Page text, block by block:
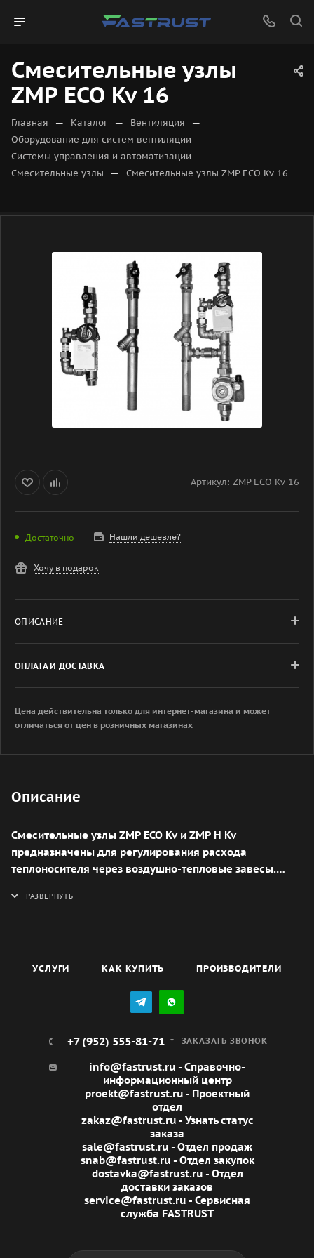
Смесительные узлы
ZMP ECO Kv 16
Главная — Каталог — Вентиляция —
Оборудование для систем вентиляции —
Системы управления и автоматизации —
Смесительные узлы — Смесительные узлы ZMP ECO Kv 16
Артикул: ZMP ECO Kv 16
Достаточно Нашли дешевле?
Хочу в подарок
ОПИСАНИЕ
ОПЛАТА И ДОСТАВКА
Цена действительна только для интернет-магазина и может
отличаться от цен в розничных магазинах
Описание
Смесительные узлы ZMP ECO Kv и ZMP H Kv
предназначены для регулирования расхода
теплоносителя через воздушно-тепловые завесы.
завес при условиях, указанных в технических данных.
УСЛУГИ КАК КУПИТЬ ПРОИЗВОДИТЕЛИ
+7 (952) 555-81-71 ЗАКАЗАТЬ ЗВОНОК
info@fastrust.ru - Справочно-
информационный центр
proekt@fastrust.ru - Проектный
отдел
zakaz@fastrust.ru - Узнать статус
заказа
sale@fastrust.ru - Отдел продаж
snab@fastrust.ru - Отдел закупок
dostavka@fastrust.ru - Отдел
доставки заказов
service@fastrust.ru - Сервисная
служба FASTRUST